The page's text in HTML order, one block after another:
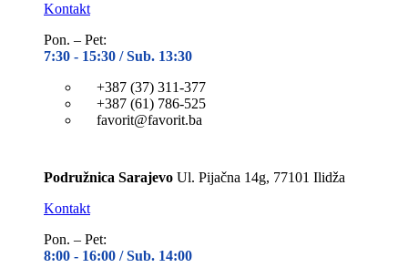
Kontakt
Pon. – Pet:
7:30 - 15:30 / Sub. 13:30
+387 (37) 311-377
+387 (61) 786-525
favorit@favorit.ba
Podružnica Sarajevo Ul. Pijačna 14g, 77101 Ilidža
Kontakt
Pon. – Pet:
8:00 - 16:00 / Sub. 14:00